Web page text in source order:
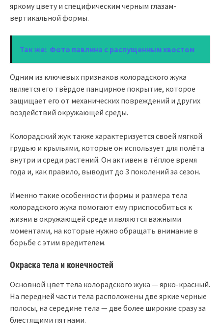
яркому цвету и специфическим черным глазам-
вертикальной формы.
Так же: Фото павлина с распущенным хвостом
Одним из ключевых признаков колорадского жука
является его твёрдое панцирное покрытие, которое
защищает его от механических повреждений и других
воздействий окружающей среды.
Колорадский жук также характеризуется своей мягкой
грудью и крыльями, которые он использует для полёта
внутри и среди растений. Он активен в тёплое время
года и, как правило, выводит до 3 поколений за сезон.
Именно такие особенности формы и размера тела
колорадского жука помогают ему приспособиться к
жизни в окружающей среде и являются важными
моментами, на которые нужно обращать внимание в
борьбе с этим вредителем.
Окраска тела и конечностей
Основной цвет тела колорадского жука — ярко-красный.
На передней части тела расположены две яркие черные
полосы, на середине тела — две более широкие сразу за
блестящими пятнами.